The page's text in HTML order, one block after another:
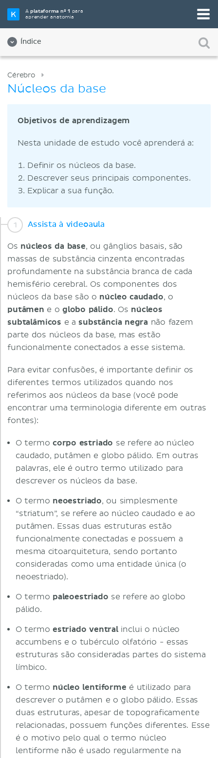
Aplataforma nº 1 para
aprender anatomia
Índice
Cérebro
Núcleos da base
Objetivos de aprendizagem
Nesta unidade de estudo você aprenderá a:
Definir os núcleos da base.
Descrever seus principais componentes.
Explicar a sua função.
Assista à videoaula
Os núcleos da base, ou gânglios basais, são
massas de substância cinzenta encontradas
profundamente na substância branca de cada
hemisfério cerebral. Os componentes dos
núcleos da base são o núcleo caudado, o
putâmen e o globo pálido. Os núcleos
subtalâmicos e a substância negra não fazem
parte dos núcleos da base, mas estão
funcionalmente conectados a esse sistema.
Para evitar confusões, é importante definir os
diferentes termos utilizados quando nos
referimos aos núcleos da base (você pode
encontrar uma terminologia diferente em outras
fontes):
O termo corpo estriado se refere ao núcleo
caudado, putâmen e globo pálido. Em outras
palavras, ele é outro termo utilizado para
descrever os núcleos da base.
O termo neoestriado, ou simplesmente
“striatum”, se refere ao núcleo caudado e ao
putâmen. Essas duas estruturas estão
funcionalmente conectadas e possuem a
mesma citoarquitetura, sendo portanto
consideradas como uma entidade única (o
neoestriado).
O termo paleoestriado se refere ao globo
pálido.
O termo estriado ventralinclui o núcleo
accumbens e o tubérculo olfatório - essas
estruturas são consideradas partes do sistema
límbico.
O termo núcleo lentiforme é utilizado para
descrever o putâmen e o globo pálido. Essas
duas estruturas, apesar de topograficamente
relacionadas, possuem funções diferentes. Esse
é o motivo pelo qual o termo núcleo
lentiforme não é usado regularmente na